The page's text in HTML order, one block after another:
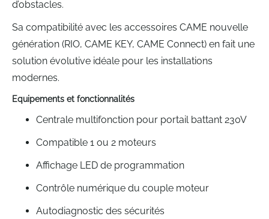
d’obstacles.
Sa compatibilité avec les accessoires CAME nouvelle
génération (RIO, CAME KEY, CAME Connect) en fait une
solution évolutive idéale pour les installations
modernes.
Equipements et fonctionnalités
Centrale multifonction pour portail battant 230V
Compatible 1 ou 2 moteurs
Affichage LED de programmation
Contrôle numérique du couple moteur
Autodiagnostic des sécurités